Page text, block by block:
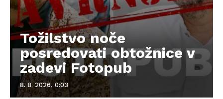
Tožilstvo noče
posredovati obtožnice v
zadevi Fotopub
8. 8. 2026, 0:03